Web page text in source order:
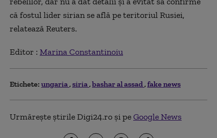
că fostul lider sirian se află pe teritoriul Rusiei,
relatează Reuters.
Editor : Marina Constantinoiu
Etichete: ungaria siria bashar al assad fake news
Urmărește știrile Digi24.ro și peGoogle News